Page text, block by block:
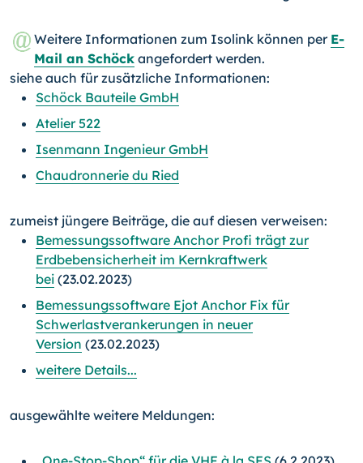
Weitere Informationen zum Isolink können per E-
Mail an Schöck angefordert werden.
siehe auch für zusätzliche Informationen:
Schöck Bauteile GmbH
Atelier 522
Isenmann Ingenieur GmbH
Chaudronnerie du Ried
zumeist jüngere Beiträge, die auf diesen verweisen:
Bemessungssoftware Anchor Profi trägt zur
Erdbebensicherheit im Kernkraftwerk
bei (23.02.2023)
Bemessungssoftware Ejot Anchor Fix für
Schwerlastverankerungen in neuer
Version (23.02.2023)
weitere Details...
ausgewählte weitere Meldungen: